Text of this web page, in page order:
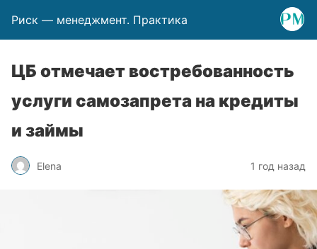
Риск — менеджмент. Практика
ЦБ отмечает востребованность
услуги самозапрета на кредиты
и займы
Elena 1 год назад